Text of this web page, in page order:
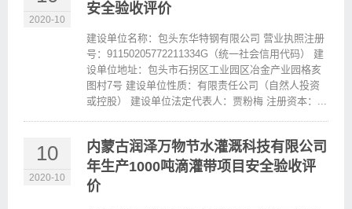
2020-10
安全验收评价
建设单位名称：包头东华特钢有限公司 营业执照注册
号：91150205772211334G（统一社会信用代码） 建
设单位地址：包头市石拐区工业园区冶金产业园格亥
图村7号 建设单位性质：有限责任公司（自然人投资
或控股） 建设单位法定代表人：贾粉梅 注册资本：...
10
2020-10
内蒙古润泽万物节水灌溉科技有限公司
年生产1000吨滴灌带项目安全验收评
价